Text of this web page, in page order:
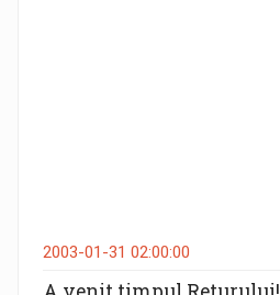
2003-01-31 02:00:00